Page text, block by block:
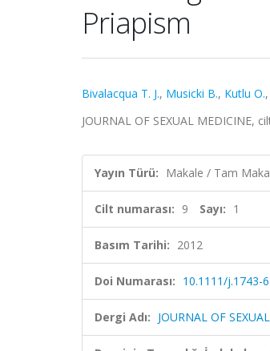
Priapism
Bivalacqua T. J., Musicki B., Kutlu O.,
JOURNAL OF SEXUAL MEDICINE,
Yayın Türü: Makale / Tam
Cilt numarası: 9 Sayı: 1
Basım Tarihi: 2012
Doi Numarası: 10.1111/j.1743-
Dergi Adı: JOURNAL OF